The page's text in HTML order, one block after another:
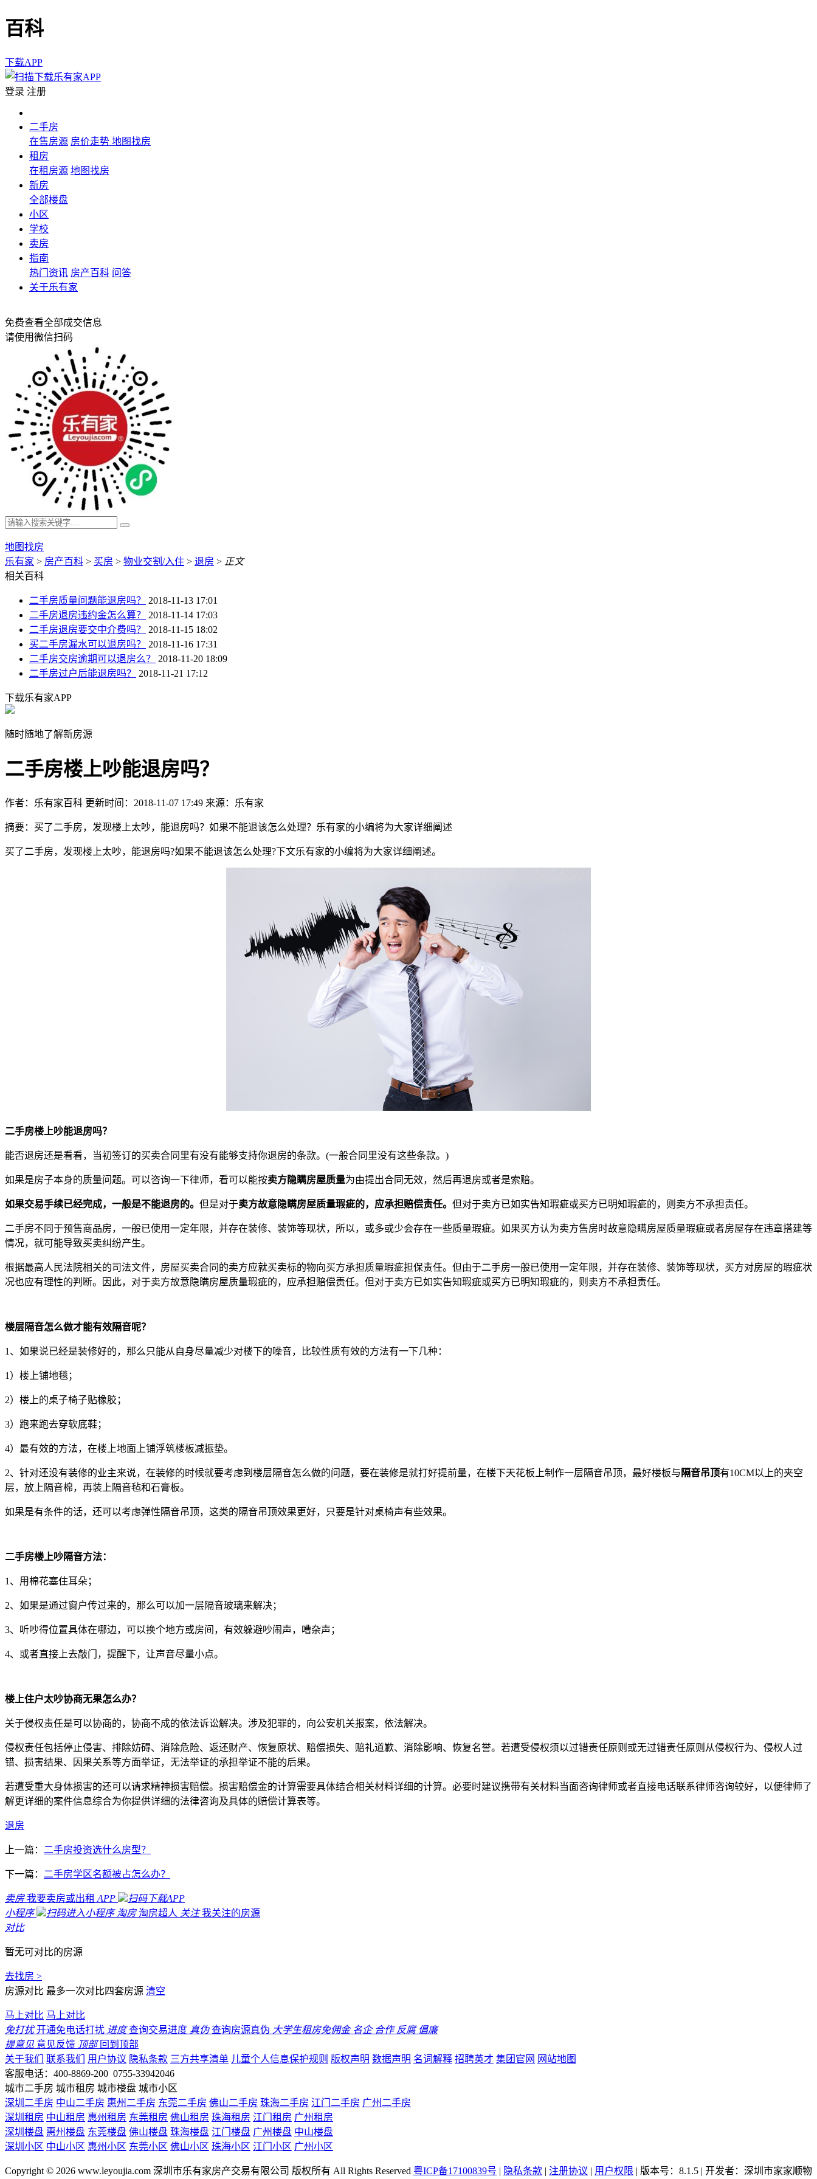
百科
下载APP
登录 注册
二手房
在售房源 房价走势 地图找房
租房
在租房源 地图找房
新房
全部楼盘
小区
学校
卖房
指南
热门资讯 房产百科 问答
关于乐有家
免费查看全部成交信息
请使用微信扫码
地图找房
乐有家 > 房产百科 > 买房 > 物业交割/入住 > 退房 > 正文
相关百科
二手房质量问题能退房吗？
2018-11-13 17:01
二手房退房违约金怎么算？
2018-11-14 17:03
二手房退房要交中介费吗？
2018-11-15 18:02
买二手房漏水可以退房吗？
2018-11-16 17:31
二手房交房逾期可以退房么？
2018-11-20 18:09
二手房过户后能退房吗？
2018-11-21 17:12
下载乐有家APP
随时随地了解新房源
二手房楼上吵能退房吗？
作者：乐有家百科 更新时间：2018-11-07 17:49 来源：乐有家
摘要： 买了二手房，发现楼上太吵，能退房吗？如果不能退该怎么处理？乐有家的小编将为大家详细阐述
买了二手房，发现楼上太吵，能退房吗?如果不能退该怎么处理?下文乐有家的小编将为大家详细阐述。
二手房楼上吵能退房吗？
能否退房还是看看，当初签订的买卖合同里有没有能够支持你退房的条款。(一般合同里没有这些条款。)
如果是房子本身的质量问题。可以咨询一下律师，看可以能按卖方隐瞒房屋质量为由提出合同无效，然后再退房或者是索赔。
如果交易手续已经完成，一般是不能退房的。 但是对于卖方故意隐瞒房屋质量瑕疵的，应承担赔偿责任。 但对于卖方已如实告知瑕疵或买方已明知瑕疵的，则卖方不承担责任。
二手房不同于预售商品房，一般已使用一定年限，并存在装修、装饰等现状，所以，或多或少会存在一些质量瑕疵。如果买方认为卖方售房时故意隐瞒房屋质量瑕疵或者房屋存在违章搭建等
情况，就可能导致买卖纠纷产生。
根据最高人民法院相关的司法文件，房屋买卖合同的卖方应就买卖标的物向买方承担质量瑕疵担保责任。但由于二手房一般已使用一定年限，并存在装修、装饰等现状，买方对房屋的瑕疵状
况也应有理性的判断。因此，对于卖方故意隐瞒房屋质量瑕疵的，应承担赔偿责任。但对于卖方已如实告知瑕疵或买方已明知瑕疵的，则卖方不承担责任。
楼层隔音怎么做才能有效隔音呢？
1、如果说已经是装修好的，那么只能从自身尽量减少对楼下的噪音，比较性质有效的方法有一下几种：
1）楼上铺地毯；
2）楼上的桌子椅子贴橡胶；
3）跑来跑去穿软底鞋；
4）最有效的方法，在楼上地面上铺浮筑楼板减振垫。
2、针对还没有装修的业主来说，在装修的时候就要考虑到楼层隔音怎么做的问题，要在装修是就打好提前量，在楼下天花板上制作一层隔音吊顶，最好楼板与 隔音吊顶有10CM以上的夹空
层，放上隔音棉，再装上隔音毡和石膏板。
如果是有条件的话，还可以考虑弹性隔音吊顶，这类的隔音吊顶效果更好，只要是针对桌椅声有些效果。
二手房楼上吵隔音方法：
1、用棉花塞住耳朵；
2、如果是通过窗户传过来的，那么可以加一层隔音玻璃来解决；
3、听吵得位置具体在哪边，可以换个地方或房间，有效躲避吵闹声，嘈杂声；
4、或者直接上去敲门，提醒下，让声音尽量小点。
楼上住户太吵协商无果怎么办？
关于侵权责任是可以协商的，协商不成的依法诉讼解决。涉及犯罪的，向公安机关报案，依法解决。
侵权责任包括停止侵害、排除妨碍、消除危险、返还财产、恢复原状、赔偿损失、赔礼道歉、消除影响、恢复名誉。若遭受侵权须以过错责任原则或无过错责任原则从侵权行为、侵权人过
错、损害结果、因果关系等方面举证，无法举证的承担举证不能的后果。
若遭受重大身体损害的还可以请求精神损害赔偿。损害赔偿金的计算需要具体结合相关材料详细的计算。必要时建议携带有关材料当面咨询律师或者直接电话联系律师咨询较好，以便律师了
解更详细的案件信息综合为你提供详细的法律咨询及具体的赔偿计算表等。
退房
上一篇： 二手房投资选什么房型？
下一篇： 二手房学区名额被占怎么办？
卖房 我要卖房或出租 APP
扫码下载APP
小程序
扫码进入小程序 淘房 淘房超人 关注 我关注的房源
对比
暂无可对比的房源
去找房 >
房源对比 最多一次对比四套房源 清空
马上对比 马上对比
免打扰 开通免电话打扰 进度 查询交易进度 真伪 查询房源真伪 大学生租房免佣金 名企 合作 反腐 倡廉
提意见 意见反馈 顶部 回到顶部
关于我们
联系我们 用户协议 隐私条款 三方共享清单 儿童个人信息保护规则 版权声明 数据声明 名词解释 招聘英才 集团官网 网站地图
客服电话：400-8869-200 0755-33942046
城市二手房 城市租房 城市楼盘 城市小区
深圳二手房 中山二手房 惠州二手房 东莞二手房 佛山二手房 珠海二手房 江门二手房 广州二手房
深圳租房 中山租房 惠州租房 东莞租房 佛山租房 珠海租房 江门租房 广州租房
深圳楼盘 惠州楼盘 东莞楼盘 佛山楼盘 珠海楼盘 江门楼盘 广州楼盘 中山楼盘
深圳小区 中山小区 惠州小区 东莞小区 佛山小区 珠海小区 江门小区 广州小区
Copyright © 2026 www.leyoujia.com 深圳市乐有家房产交易有限公司 版权所有 All Rights Reserved 粤ICP备17100839号 | 隐私条款 | 注册协议 | 用户权限 | 版本号：8.1.5 | 开发者：深圳市家家顺物